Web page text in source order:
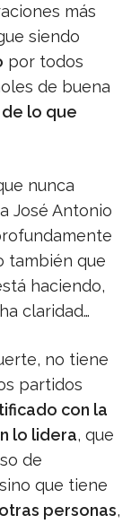
más
siendo
por todos
de buena
lo que
nunca
José Antonio
también que
haciendo,
claridad…
no tiene
partidos
con la
lo lidera, que
de
que tiene
personas,